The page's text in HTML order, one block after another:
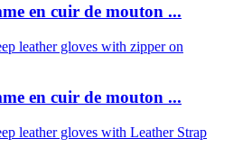
en cuir de mouton ...
en cuir de mouton ...